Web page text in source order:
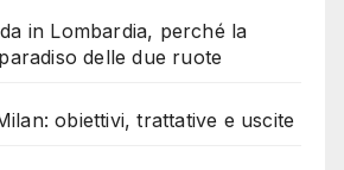
in Lombardia, perché la
delle due ruote
obiettivi, trattative e uscite